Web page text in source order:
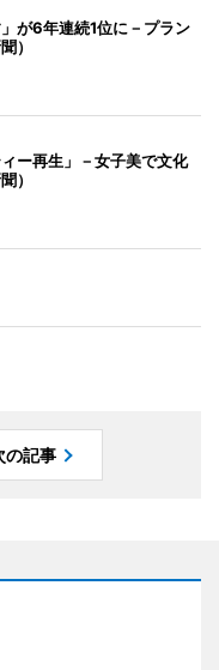
が6年連続1位に－プラン
）
ー再生」－女子美で文化
）
の記事